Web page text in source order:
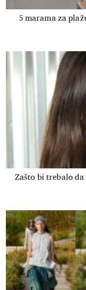
5 marama za
Zašto bi trebalo da